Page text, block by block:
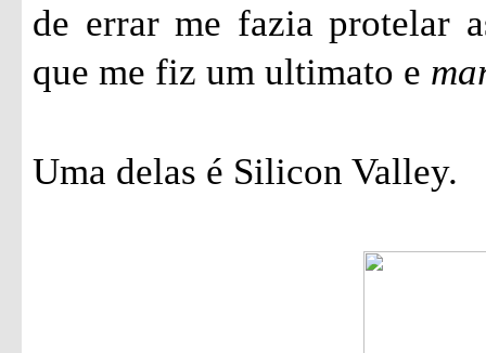
de errar me fazia protelar
que me fiz um ultimato e
Uma delas é Silicon Valley.